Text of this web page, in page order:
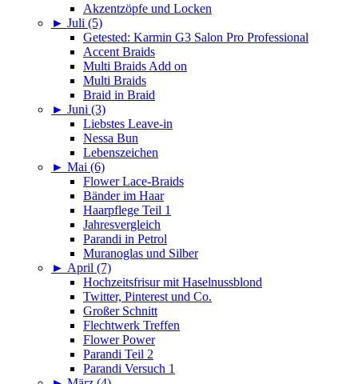
Akzentzöpfe und Locken
► Juli (5)
Getested: Karmin G3 Salon Pro Professional
Accent Braids
Multi Braids Add on
Multi Braids
Braid in Braid
► Juni (3)
Liebstes Leave-in
Nessa Bun
Lebenszeichen
► Mai (6)
Flower Lace-Braids
Bänder im Haar
Haarpflege Teil 1
Jahresvergleich
Parandi in Petrol
Muranoglas und Silber
► April (7)
Hochzeitsfrisur mit Haselnussblond
Twitter, Pinterest und Co.
Großer Schnitt
Flechtwerk Treffen
Flower Power
Parandi Teil 2
Parandi Versuch 1